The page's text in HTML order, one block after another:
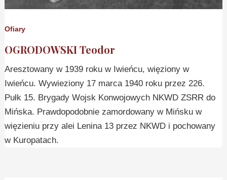
Ofiary
OGRODOWSKI Teodor
Aresztowany w 1939 roku w Iwieńcu, więziony w
Iwieńcu. Wywieziony 17 marca 1940 roku przez 226.
Pułk 15. Brygady Wojsk Konwojowych NKWD ZSRR do
Mińska. Prawdopodobnie zamordowany w Mińsku w
więzieniu przy alei Lenina 13 przez NKWD i pochowany
w Kuropatach.